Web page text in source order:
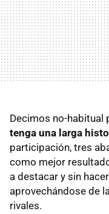
Decimos no-habitual
tenga una larga
participación, tres
como mejor
a destacar y sin
aprovechándose de
rivales.